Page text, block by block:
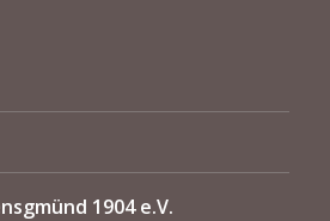
1904 e.V.